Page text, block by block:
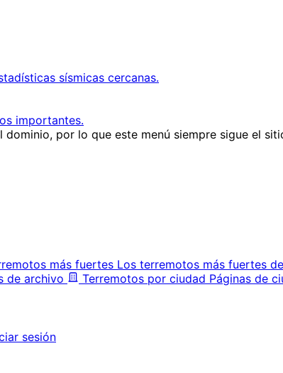
sísmicas cercanas.
importantes.
por lo que este menú siempre sigue el
más fuertes Los terremotos más fuertes
de archivo Terremotos por ciudad Páginas de
sesión